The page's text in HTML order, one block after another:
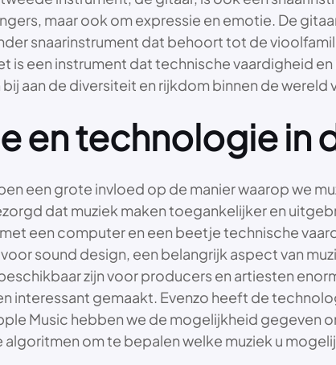
maar ook om expressie en emotie. De
snaarinstrument dat behoort tot de
is een instrument dat technische vaardigheid
aan de diversiteit en rijkdom binnen de wereld
en technologie in
een grote invloed op de manier waarop we
dat muziek maken toegankelijker en
een computer en een beetje technische
sound design, een belangrijk aspect van
zijn voor producers en artiesten
interessant gemaakt. Evenzo heeft de
Music hebben we de mogelijkheid gegeven
om te bepalen welke muziek u